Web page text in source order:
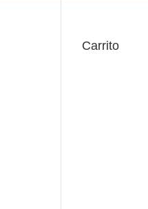
Carrito